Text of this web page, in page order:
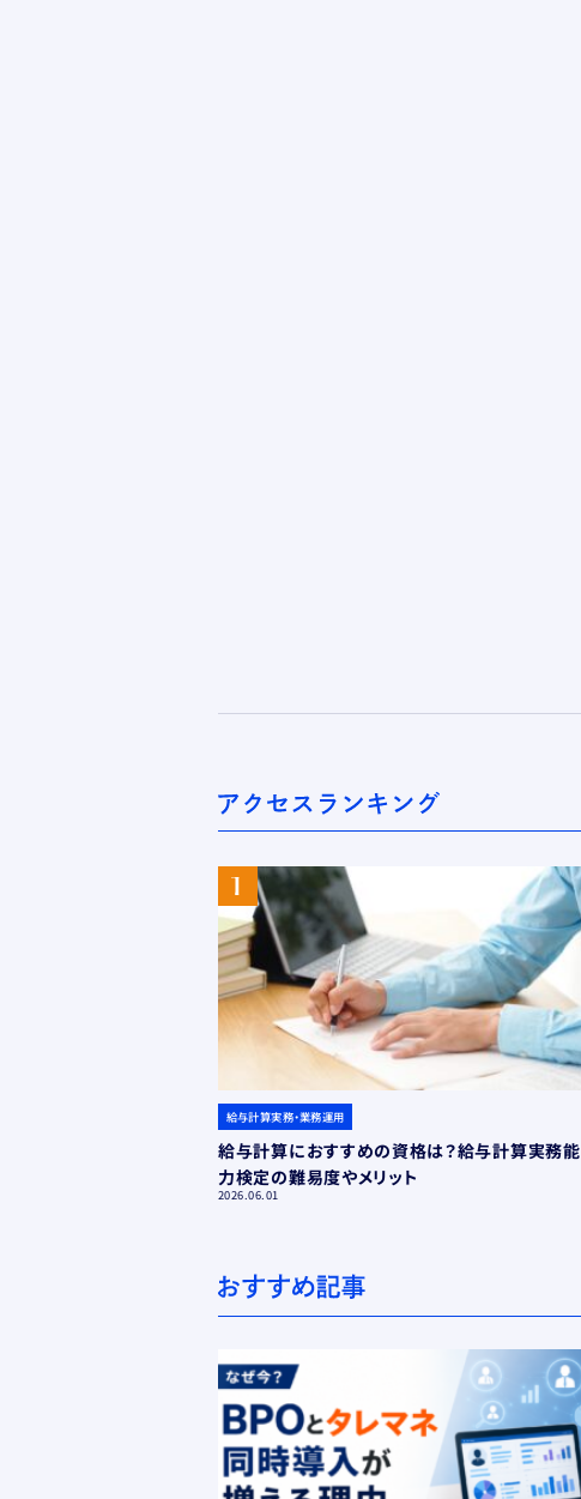
給与計算実務・業務運用
給与計算におすすめの資格は？給与計算実務能
力検定の難易度やメリット
2026.06.01